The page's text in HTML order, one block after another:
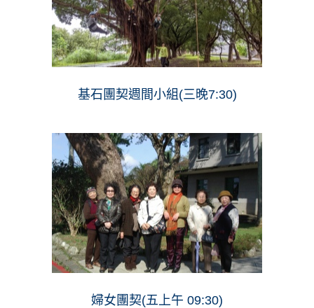
基石團契週間小組(三晚7:30)
婦女團契(五上午 09:30)